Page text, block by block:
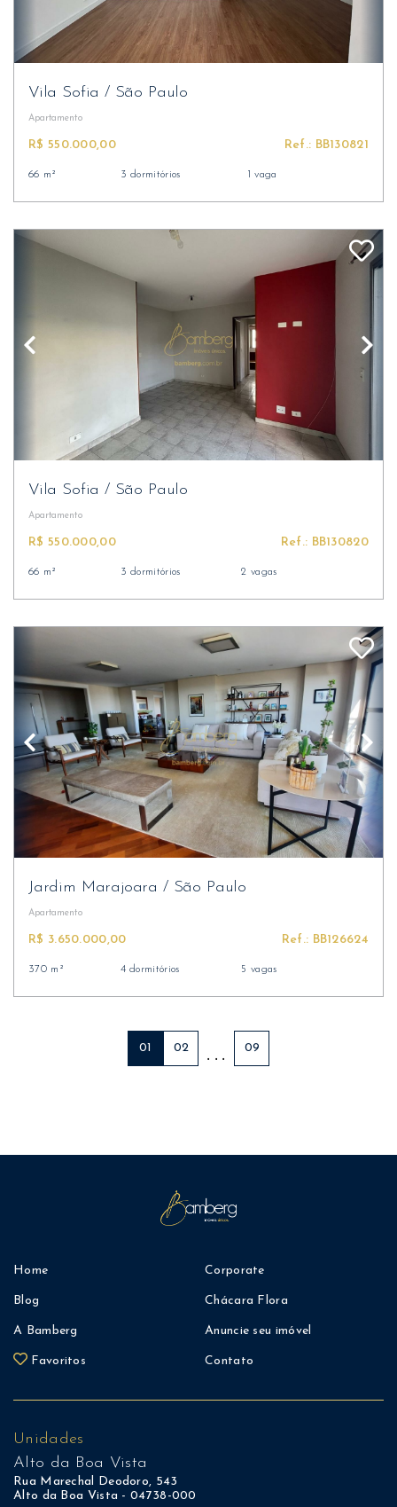
Vila Sofia/ São Paulo
Apartamento
R$ 550.000,00 Ref.: BB130821
66 m² 3 dormitórios 1 vaga
Vila Sofia/ São Paulo
Apartamento
R$ 550.000,00 Ref.: BB130820
66 m² 3 dormitórios 2 vagas
Jardim Marajoara / São Paulo
Apartamento
R$ 3.650.000,00 Ref.: BB126624
370 m² 4 dormitórios 5 vagas
01 02 . . . 09
Home
Blog
A Bamberg
Favoritos
Corporate
Chácara Flora
Anuncie seu imóvel
Contato
Unidades
Alto da Boa Vista
Rua Marechal Deodoro, 543
Alto da Boa Vista - 04738-000